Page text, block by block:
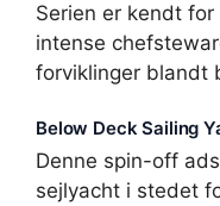
Serien er kendt
intense
forviklinger blandt
Below Deck Sailing
Denne spin-off
sejlyacht i stedet